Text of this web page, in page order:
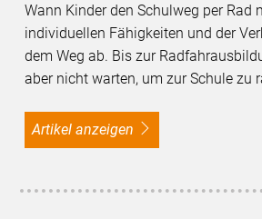
Wann Kinder den Schulweg per Rad
individuellen Fähigkeiten und der
dem Weg ab. Bis zur
aber nicht warten, um zur Schule zu
Artikel anzeigen